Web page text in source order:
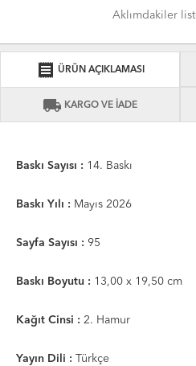
Aklımdakiler
receipt ÜRÜN AÇIKLAMASI
local_shipping KARGO VE İADE
Baskı Sayısı : 14. Baskı
Baskı Yılı : Mayıs 2026
Sayfa Sayısı : 95
Baskı Boyutu : 13,00 x 19,50 cm
Kağıt Cinsi : 2. Hamur
Yayın Dili : Türkçe